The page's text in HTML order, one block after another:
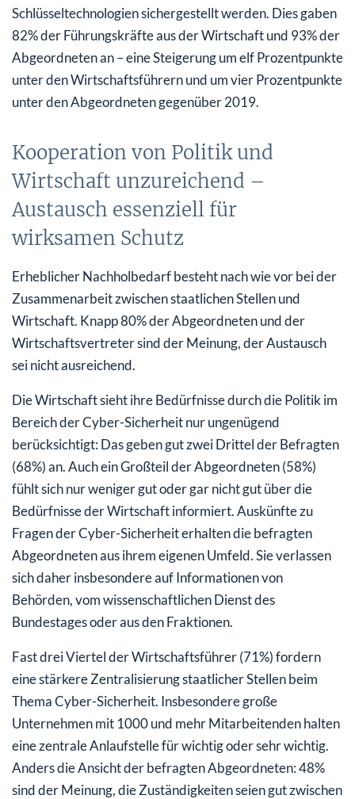
Schlüsseltechnologien sichergestellt werden. Dies gaben
82% der Führungskräfte aus der Wirtschaft und 93% der
Abgeordneten an – eine Steigerung um elf Prozentpunkte
unter den Wirtschaftsführern und um vier Prozentpunkte
unter den Abgeordneten gegenüber 2019.
Kooperation von Politik und
Wirtschaft unzureichend –
Austausch essenziell für
wirksamen Schutz
Erheblicher Nachholbedarf besteht nach wie vor bei der
Zusammenarbeit zwischen staatlichen Stellen und
Wirtschaft. Knapp 80% der Abgeordneten und der
Wirtschaftsvertreter sind der Meinung, der Austausch
sei nicht ausreichend.
Die Wirtschaft sieht ihre Bedürfnisse durch die Politik im
Bereich der Cyber-Sicherheit nur ungenügend
berücksichtigt: Das geben gut zwei Drittel der Befragten
(68%) an. Auch ein Großteil der Abgeordneten (58%)
fühlt sich nur weniger gut oder gar nicht gut über die
Bedürfnisse der Wirtschaft informiert. Auskünfte zu
Fragen der Cyber-Sicherheit erhalten die befragten
Abgeordneten aus ihrem eigenen Umfeld. Sie verlassen
sich daher insbesondere auf Informationen von
Behörden, vom wissenschaftlichen Dienst des
Bundestages oder aus den Fraktionen.
Fast drei Viertel der Wirtschaftsführer (71%) fordern
eine stärkere Zentralisierung staatlicher Stellen beim
Thema Cyber-Sicherheit. Insbesondere große
Unternehmen mit 1000 und mehr Mitarbeitenden halten
eine zentrale Anlaufstelle für wichtig oder sehr wichtig.
Anders die Ansicht der befragten Abgeordneten: 48%
sind der Meinung, die Zuständigkeiten seien gut zwischen